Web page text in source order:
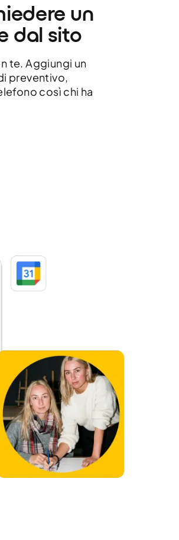
un
dal sito
te. Aggiungi un
preventivo,
così chi ha